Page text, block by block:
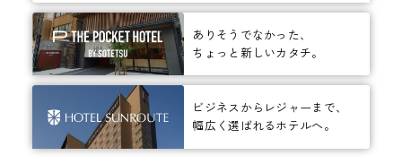
ありそうでなかった、
ちょっと新しいカタチ。
ビジネスからレジャーまで、
幅広く選ばれるホテルへ。